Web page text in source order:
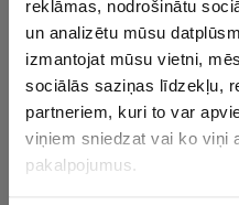
reklāmas, nodrošinātu
un analizētu mūsu
izmantojat mūsu vietni,
sociālās saziņas līdzekļu,
partneriem, kuri to var
viņiem sniedzat vai ko viņi
pakalpojumus.
Šanhajas velobrauciens
riteņbraukšanas
sacensības, bet nacionāla
“Rietumu banka – Rīga”
noslēdzošās sacensības.